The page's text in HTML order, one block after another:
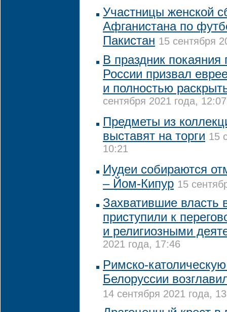
Участницы женской
Афганистана по
Пакистан 15 сентября
В праздник покаяния
России призвал
и полностью
сентября 2021 года, 12:07
Предметы из
выставят на торги 15
10:21
Иудеи собираются
– Йом-Кипур 15
Захватившие власть
приступили к
и религиозными
2021 года, 17:46
Римско-
Белоруссии
14 сентября 2021 года,